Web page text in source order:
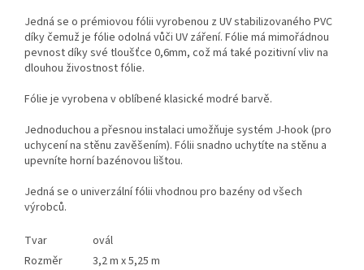
Jedná se o prémiovou fólii vyrobenou z UV stabilizovaného PVC
díky čemuž je fólie odolná vůči UV záření. Fólie má mimořádnou
pevnost díky své tloušťce 0,6mm, což má také pozitivní vliv na
dlouhou živostnost fólie.
Fólie je vyrobena v oblíbené klasické modré barvě.
Jednoduchou a přesnou instalaci umožňuje systém J-hook (pro
uchycení na stěnu zavěšením). Fólii snadno uchytíte na stěnu a
upevníte horní bazénovou lištou.
Jedná se o univerzální fólii vhodnou pro bazény od všech
výrobců.
Tvar
ovál
Rozměr
3,2 m x 5,25 m